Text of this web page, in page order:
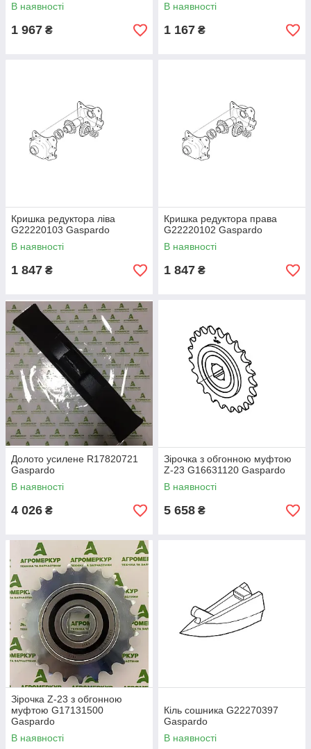
В наявності
1 967 ₴
В наявності
1 167 ₴
Кришка редуктора ліва
G22220103 Gaspardo
В наявності
1 847 ₴
Кришка редуктора права
G22220102 Gaspardo
В наявності
1 847 ₴
Долото усилене R17820721
Gaspardo
В наявності
4 026 ₴
Зірочка з обгонною муфтою
Z-23 G16631120 Gaspardo
В наявності
5 658 ₴
Зірочка Z-23 з обгонною
муфтою G17131500
Gaspardo
В наявності
Кіль сошника G22270397
Gaspardo
В наявності